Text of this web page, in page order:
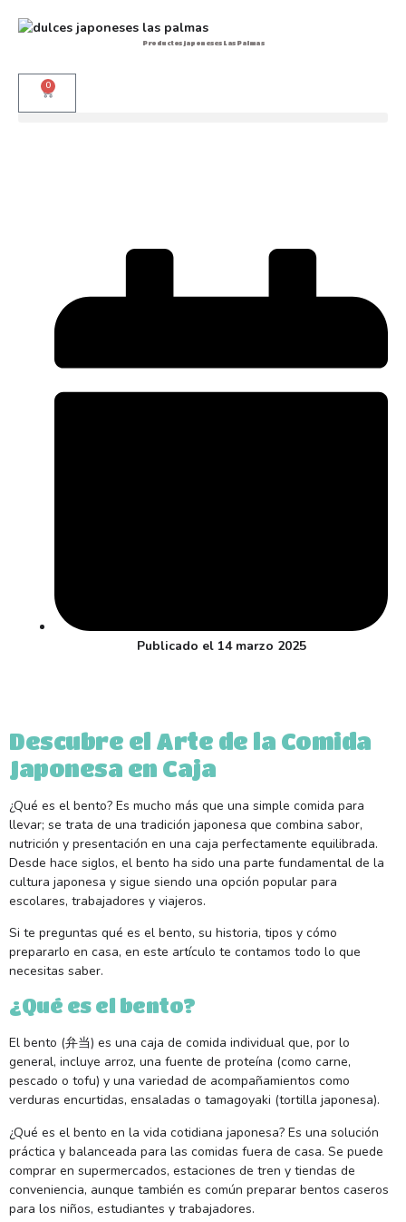
Productos japoneses Las Palmas
0
Publicado el 14 marzo 2025
Descubre el Arte de la Comida
Japonesa en Caja
¿Qué es el bento? Es mucho más que una simple comida para
llevar; se trata de una tradición japonesa que combina sabor,
nutrición y presentación en una caja perfectamente equilibrada.
Desde hace siglos, el bento ha sido una parte fundamental de la
cultura japonesa y sigue siendo una opción popular para
escolares, trabajadores y viajeros.
Si te preguntas qué es el bento, su historia, tipos y cómo
prepararlo en casa, en este artículo te contamos todo lo que
necesitas saber.
¿Qué es el bento?
El bento (弁当) es una caja de comida individual que, por lo
general, incluye arroz, una fuente de proteína (como carne,
pescado o tofu) y una variedad de acompañamientos como
verduras encurtidas, ensaladas o tamagoyaki (tortilla japonesa).
¿Qué es el bento en la vida cotidiana japonesa? Es una solución
práctica y balanceada para las comidas fuera de casa. Se puede
comprar en supermercados, estaciones de tren y tiendas de
conveniencia, aunque también es común preparar bentos caseros
para los niños, estudiantes y trabajadores.